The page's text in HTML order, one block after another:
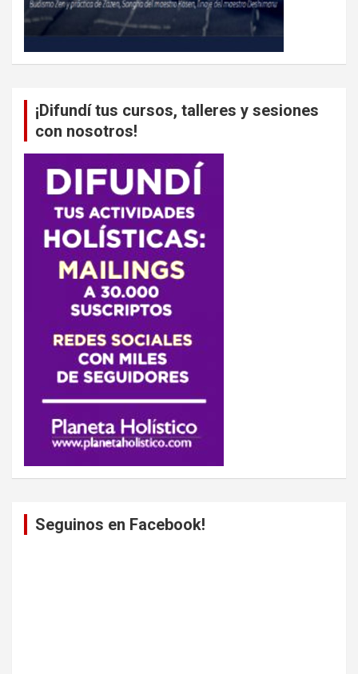
¡Difundí tus cursos, talleres y sesiones
con nosotros!
Seguinos en Facebook!